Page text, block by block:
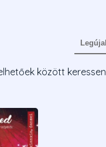
között keressen